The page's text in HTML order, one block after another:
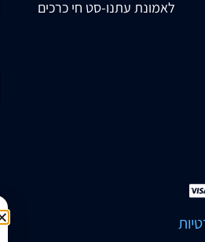
לאמונת עתנו-סט חי כרכים